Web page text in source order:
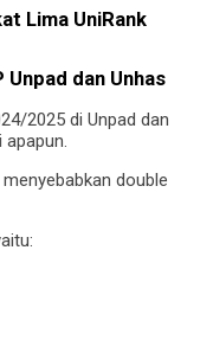
Lima UniRank
dan Unhas
2025 di Unpad dan
double